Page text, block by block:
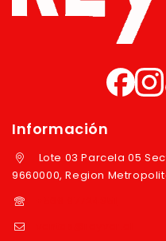
Información
Lote 03 Parcela 05
9660000, Region